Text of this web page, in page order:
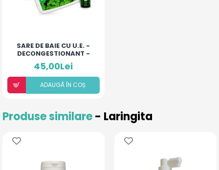
SARE DE BAIE CU U.E. -
DECONGESTIONANT -
500MG
45,00Lei
ADAUGÃ ÎN COȘ
Produse similare- Laringita